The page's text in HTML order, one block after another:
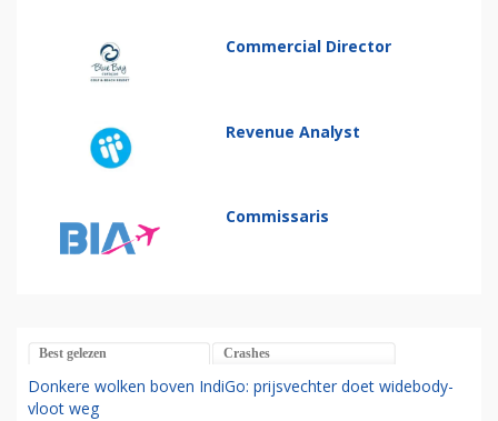
Commercial Director
Revenue Analyst
Commissaris
Best gelezen Crashes
Donkere wolken boven IndiGo: prijsvechter doet widebody-
vloot weg